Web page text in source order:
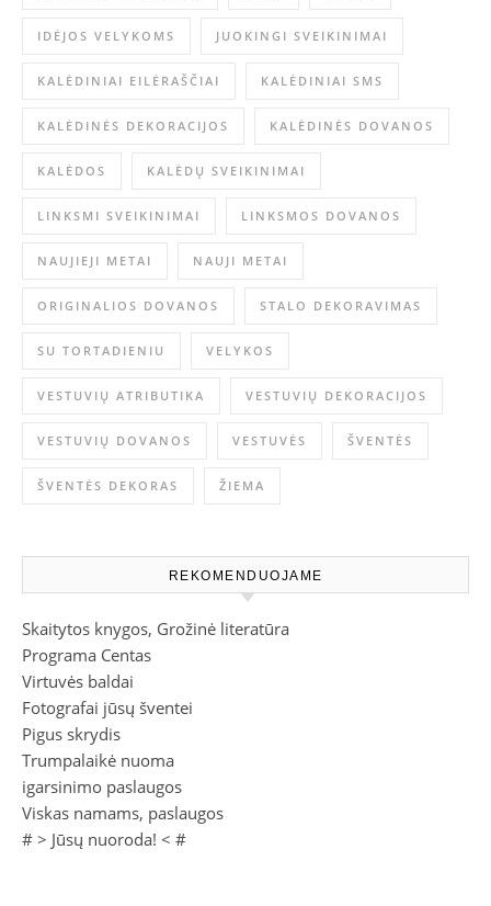
IDĖJOS VELYKOMS JUOKINGI SVEIKINIMAI
KALĖDINIAI EILĖRAŠČIAI KALĖDINIAI SMS
KALĖDINĖS DEKORACIJOS KALĖDINĖS DOVANOS
KALĖDOS KALĖDŲ SVEIKINIMAI
LINKSMI SVEIKINIMAI LINKSMOS DOVANOS
NAUJIEJI METAI NAUJI METAI
ORIGINALIOS DOVANOS STALO DEKORAVIMAS
SU TORTADIENIU VELYKOS
VESTUVIŲ ATRIBUTIKA VESTUVIŲ DEKORACIJOS
VESTUVIŲ DOVANOS VESTUVĖS ŠVENTĖS
ŠVENTĖS DEKORAS ŽIEMA
REKOMENDUOJAME
Skaitytos knygos, Grožinė literatūra
Programa Centas
Virtuvės baldai
Fotografai jūsų šventei
Pigus skrydis
Trumpalaikė nuoma
igarsinimo paslaugos
Viskas namams, paslaugos
# > Jūsų nuoroda! < #